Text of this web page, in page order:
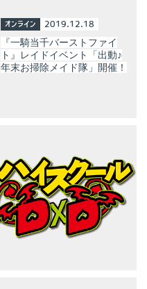
オンライン 2019.12.18
『一騎当千バーストファイ
ト』レイドイベント「出動♪
年末お掃除メイド隊」開催！